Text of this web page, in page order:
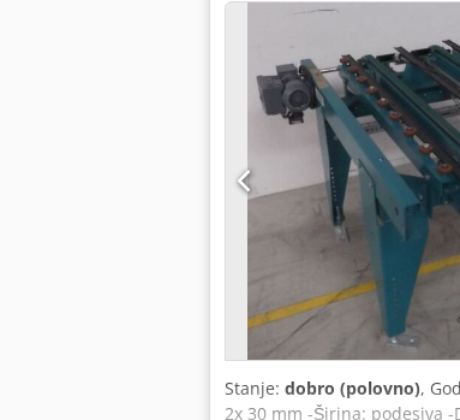
Stanje: dobro (polovno),
2x 30 mm -Širina: podesiva